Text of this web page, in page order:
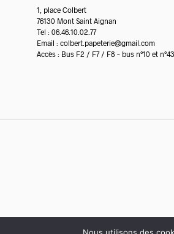
1, place Colbert
76130 Mont Saint Aignan
Tel : 06.46.10.02.77
Email : colbert.papeterie@gmail.com
Accès : Bus F2 / F7 / F8 – bus n°10 et n°43